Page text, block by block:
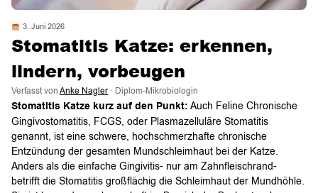
3. Juni 2026
Stomatitis Katze: erkennen,
lindern, vorbeugen
Verfasst vonAnke Nagler · Diplom-Mikrobiologin
Stomatitis Katze kurz auf den Punkt: Auch Feline Chronische
Gingivostomatitis, FCGS, oder Plasmazelluläre Stomatitis
genannt, ist eine schwere, hochschmerzhafte chronische
Entzündung der gesamten Mundschleimhaut bei der Katze.
Anders als die einfache Gingivitis- nur am Zahnfleischrand-
betrifft die Stomatitis großflächig die Schleimhaut der Mundhöhle.